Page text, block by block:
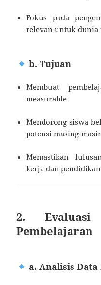
Fokus pada
relevan untuk dunia
b. Tujuan
Membuat
measurable.
Mendorong siswa
potensi masing-
Memastikan
kerja dan
2.
Pembelajaran
a. Analisis